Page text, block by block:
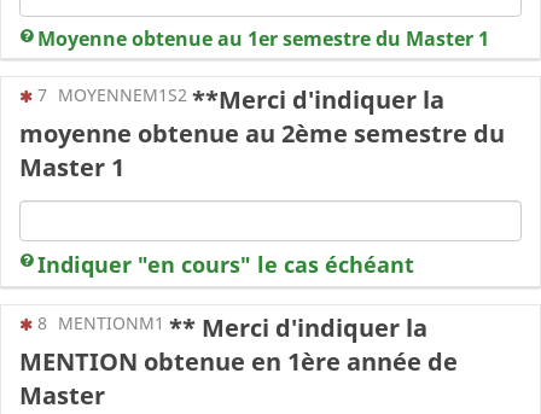
Moyenne obtenue au 1er semestre du Master 1
(Cette question est obligatoire)
7 MOYENNEM1S2 **Merci d'indiquer la
moyenne obtenue au 2ème semestre du
Master 1
Indiquer "en cours" le cas échéant
(Cette question est obligatoire)
8 MENTIONM1 ** Merci d'indiquer la
MENTION obtenue en 1ère année de
Master